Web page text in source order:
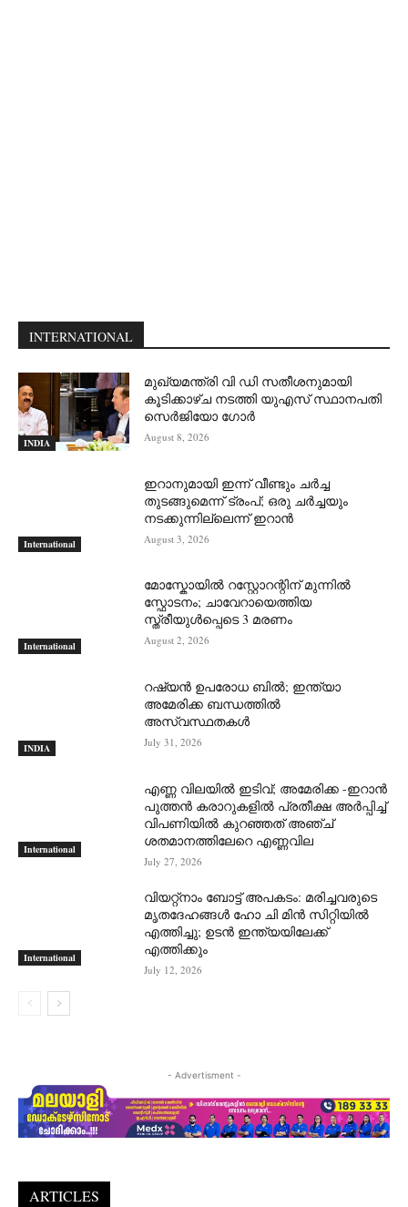
INTERNATIONAL
INDIA
മുഖ്യമന്ത്രി വി ഡി സതീശനുമായി
കൂടിക്കാഴ്ച നടത്തി യുഎസ് സ്ഥാനപതി
സെര്‍ജിയോ ഗോര്‍
August 8, 2026
International
ഇറാനുമായി ഇന്ന് വീണ്ടും ചര്‍ച്ച
തുടങ്ങുമെന്ന് ട്രംപ്; ഒരു ചര്‍ച്ചയും
നടക്കുന്നില്ലെന്ന് ഇറാന്‍
August 3, 2026
International
മോസ്കോയിൽ റസ്റ്റോറന്റിന് മുന്നിൽ
സ്ഫോടനം; ചാവേറായെത്തിയ
സ്ത്രീയുൾപ്പെടെ 3 മരണം
August 2, 2026
INDIA
റഷ്യന്‍ ഉപരോധ ബില്‍; ഇന്ത്യാ
അമേരിക്ക ബന്ധത്തില്‍
അസ്വസ്ഥതകള്‍
July 31, 2026
International
എണ്ണ വിലയില്‍ ഇടിവ്; അമേരിക്ക -ഇറാന്‍
പുത്തന്‍ കരാറുകളില്‍ പ്രതീക്ഷ അര്‍പ്പിച്ച്
വിപണിയില്‍ കുറഞ്ഞത് അഞ്ച്
ശതമാനത്തിലേറെ എണ്ണവില
July 27, 2026
International
വിയറ്റ്നാം ബോട്ട് അപകടം: മരിച്ചവരുടെ
മൃതദേഹങ്ങൾ ഹോ ചി മിൻ സിറ്റിയിൽ
എത്തിച്ചു; ഉടൻ ഇന്ത്യയിലേക്ക്
എത്തിക്കും
July 12, 2026
- Advertisment -
ARTICLES